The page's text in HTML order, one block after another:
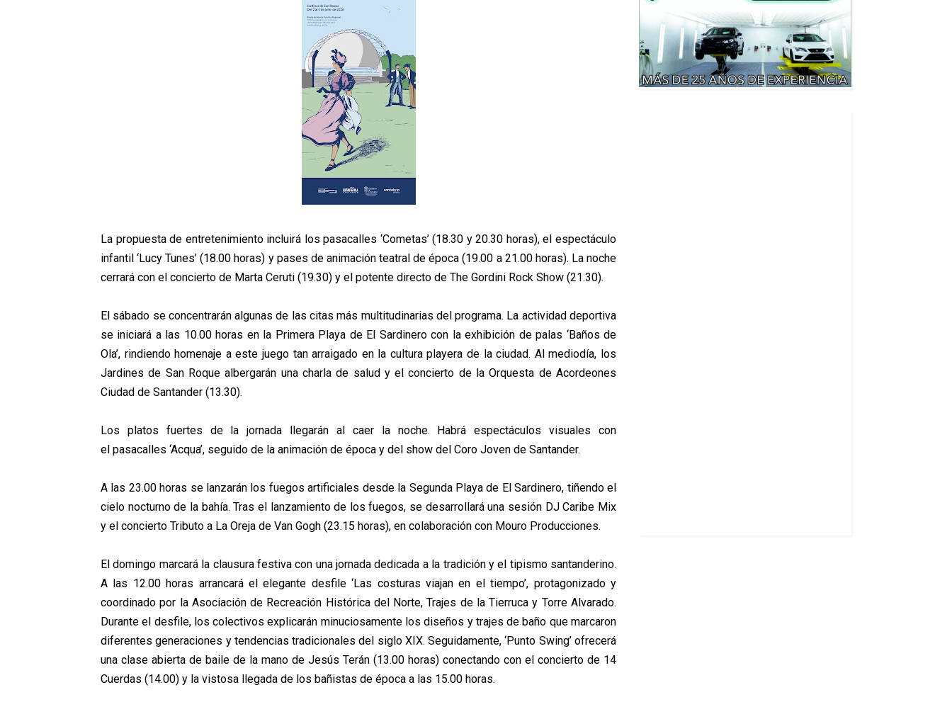
La propuesta de entretenimiento incluirá los pasacalles ‘Cometas’ (18.30 y 20.30 horas), el espectáculo
infantil ‘Lucy Tunes’ (18.00 horas) y pases de animación teatral de época (19.00 a 21.00 horas). La noche
cerrará con el concierto de Marta Ceruti (19.30) y el potente directo de The Gordini Rock Show (21.30).
El sábado se concentrarán algunas de las citas más multitudinarias del programa. La actividad deportiva
se iniciará a las 10.00 horas en la Primera Playa de El Sardinero con la exhibición depalas ‘Baños de
Ola’, rindiendo homenaje a este juego tan arraigado en la cultura playera de laciudad. Al mediodía, los
Jardines de San Roque albergarán una charla de salud y el concierto de la Orquesta de Acordeones
Ciudad de Santander (13.30).
Los platos fuertes de la jornada llegarán al caer la noche. Habrá espectáculos visuales con
el pasacalles ‘Acqua’, seguido de la animación de época y del show del Coro Joven de Santander.
A las 23.00 horas se lanzarán los fuegos artificiales desde la Segunda Playa de El Sardinero, tiñendo el
cielo nocturno de la bahía. Tras el lanzamiento de los fuegos, se desarrollará una sesión DJ Caribe Mix
y el concierto Tributo a La Oreja de Van Gogh (23.15 horas), en colaboración con Mouro Producciones.
El domingo marcará la clausura festiva con una jornada dedicada a la tradición y el tipismo santanderino.
A las 12.00 horas arrancará el elegante desfile ‘Las costuras viajan en el tiempo’, protagonizado y
coordinado por la Asociación de Recreación Histórica del Norte, Trajes de laTierruca y Torre Alvarado.
Durante el desfile, los colectivos explicarán minuciosamente losdiseños y trajes de baño que marcaron
diferentes generaciones y tendencias tradicionales del siglo XIX. Seguidamente, ‘Punto Swing’ ofrecerá
una clase abierta de baile de la mano de Jesús Terán (13.00 horas) conectando con el concierto de 14
Cuerdas (14.00) y la vistosa llegada de los bañistas de época a las 15.00 horas.